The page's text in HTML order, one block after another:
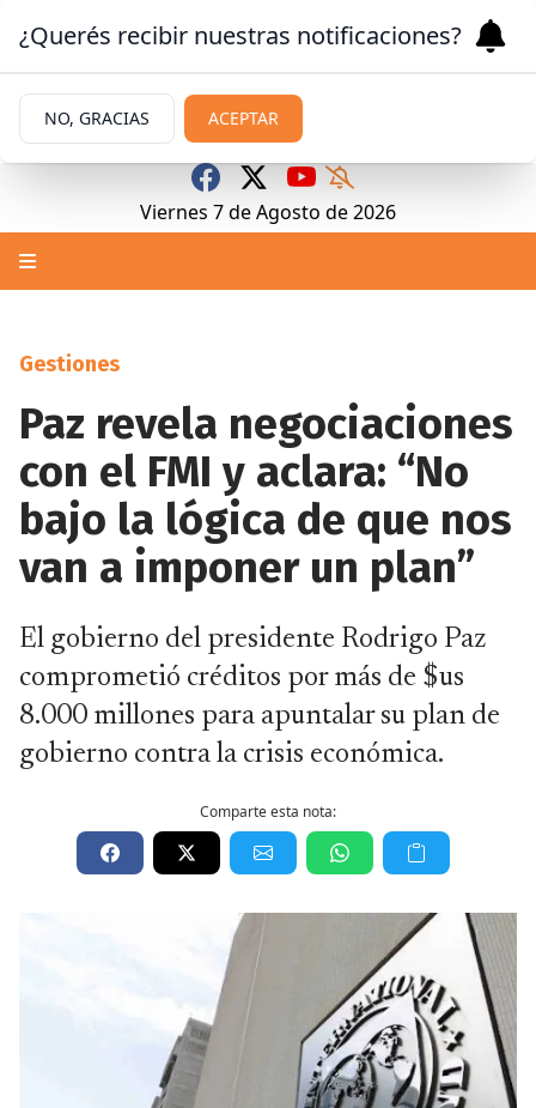
Viernes 7deAgosto de 2026
Gestiones
Paz revela negociaciones
con el FMI y aclara: “No
bajo la lógica de que nos
van a imponer un plan”
El gobierno del presidente Rodrigo Paz
comprometió créditos por más de $us
8.000 millones para apuntalar su plan de
gobierno contra la crisis económica.
Comparte esta nota:
¿Querés recibir nuestras notificaciones?
NO, GRACIAS ACEPTAR